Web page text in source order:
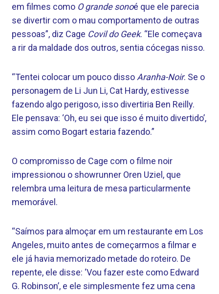
em filmes como O grande sonoé que ele parecia
se divertir com o mau comportamento de outras
pessoas”, diz Cage Covil do Geek. “Ele começava
a rir da maldade dos outros, sentia cócegas nisso.
“Tentei colocar um pouco disso Aranha-Noir. Se o
personagem de Li Jun Li, Cat Hardy, estivesse
fazendo algo perigoso, isso divertiria Ben Reilly.
Ele pensava: ‘Oh, eu sei que isso é muito divertido’,
assim como Bogart estaria fazendo.”
O compromisso de Cage com o filme noir
impressionou o showrunner Oren Uziel, que
relembra uma leitura de mesa particularmente
memorável.
“Saímos para almoçar em um restaurante em Los
Angeles, muito antes de começarmos a filmar e
ele já havia memorizado metade do roteiro. De
repente, ele disse: ‘Vou fazer este como Edward
G. Robinson’, e ele simplesmente fez uma cena